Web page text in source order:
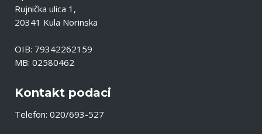
Rujnička ulica 1,
20341 Kula Norinska
OIB: 79342262159
MB: 02580462
Kontakt podaci
Telefon: 020/693-527